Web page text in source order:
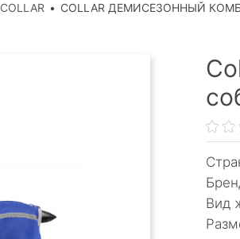
COLLAR COLLAR ДЕМИСЕЗОННЫЙ
Вид